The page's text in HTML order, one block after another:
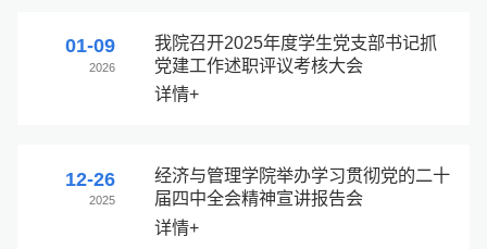
01-09
2026
我院召开2025年度学生党支部书记抓
党建工作述职评议考核大会
详情+
12-26
2025
经济与管理学院举办学习贯彻党的二十
届四中全会精神宣讲报告会
详情+